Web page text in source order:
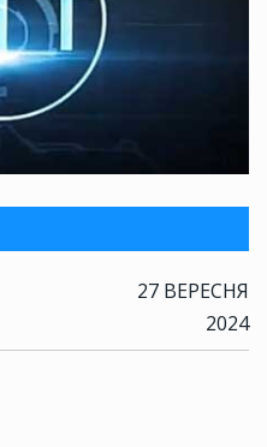
27 ВЕРЕСНЯ
2024